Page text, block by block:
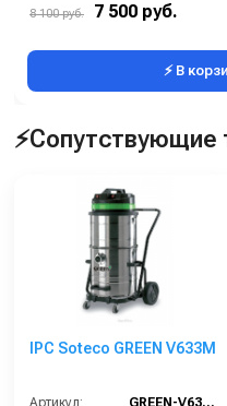
Материал бака:
8 100 руб. 7 500 руб.
⚡ В
⚡Сопутствующие
IPC Soteco GREEN V633M
Артикул:
GREEN-V633M